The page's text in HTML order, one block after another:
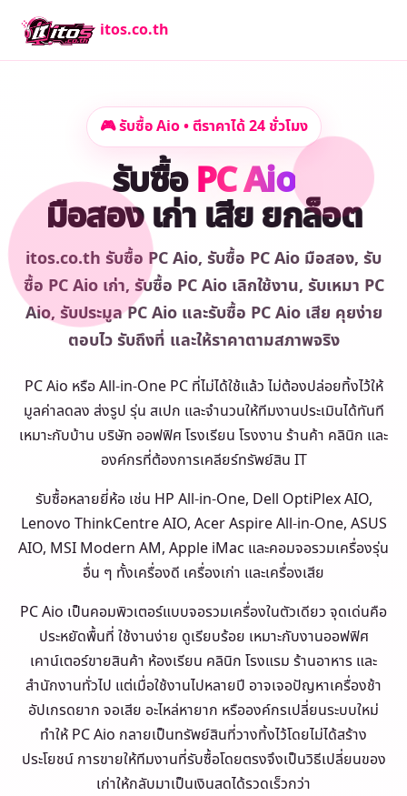
itos.co.th
🎮 รับซื้อ Aio • ตีราคาได้ 24 ชั่วโมง
รับซื้อPC Aio
มือสอง เก่า เสีย ยกล็อต
itos.co.th รับซื้อ PC Aio, รับซื้อ PC Aio มือสอง, รับ
ซื้อ PC Aio เก่า, รับซื้อ PC Aio เลิกใช้งาน, รับเหมา PC
Aio, รับประมูล PC Aio และรับซื้อ PC Aio เสีย คุยง่าย
ตอบไว รับถึงที่ และให้ราคาตามสภาพจริง
PC Aio หรือ All-in-One PC ที่ไม่ได้ใช้แล้ว ไม่ต้องปล่อยทิ้งไว้ให้
มูลค่าลดลง ส่งรูป รุ่น สเปก และจำนวนให้ทีมงานประเมินได้ทันที
เหมาะกับบ้าน บริษัท ออฟฟิศ โรงเรียน โรงงาน ร้านค้า คลินิก และ
องค์กรที่ต้องการเคลียร์ทรัพย์สิน IT
รับซื้อหลายยี่ห้อ เช่น HP All-in-One, Dell OptiPlex AIO,
Lenovo ThinkCentre AIO, Acer Aspire All-in-One, ASUS
AIO, MSI Modern AM, Apple iMac และคอมจอรวมเครื่องรุ่น
อื่น ๆ ทั้งเครื่องดี เครื่องเก่า และเครื่องเสีย
PC Aio เป็นคอมพิวเตอร์แบบจอรวมเครื่องในตัวเดียว จุดเด่นคือ
ประหยัดพื้นที่ ใช้งานง่าย ดูเรียบร้อย เหมาะกับงานออฟฟิศ
เคาน์เตอร์ขายสินค้า ห้องเรียน คลินิก โรงแรม ร้านอาหาร และ
สำนักงานทั่วไป แต่เมื่อใช้งานไปหลายปี อาจเจอปัญหาเครื่องช้า
อัปเกรดยาก จอเสีย อะไหล่หายาก หรือองค์กรเปลี่ยนระบบใหม่
ทำให้ PC Aio กลายเป็นทรัพย์สินที่วางทิ้งไว้โดยไม่ได้สร้าง
ประโยชน์ การขายให้ทีมงานที่รับซื้อโดยตรงจึงเป็นวิธีเปลี่ยนของ
เก่าให้กลับมาเป็นเงินสดได้รวดเร็วกว่า